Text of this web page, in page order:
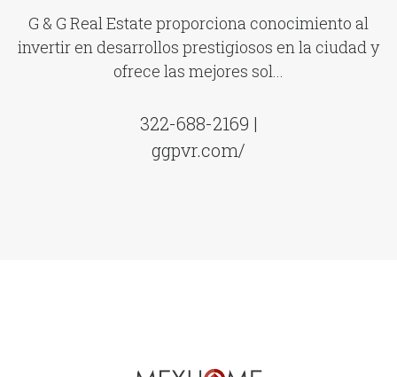
G & G Real Estate proporciona conocimiento al
invertir en desarrollos prestigiosos en la ciudad y
ofrece las mejores sol...
322-688-2169 |
ggpvr.com/